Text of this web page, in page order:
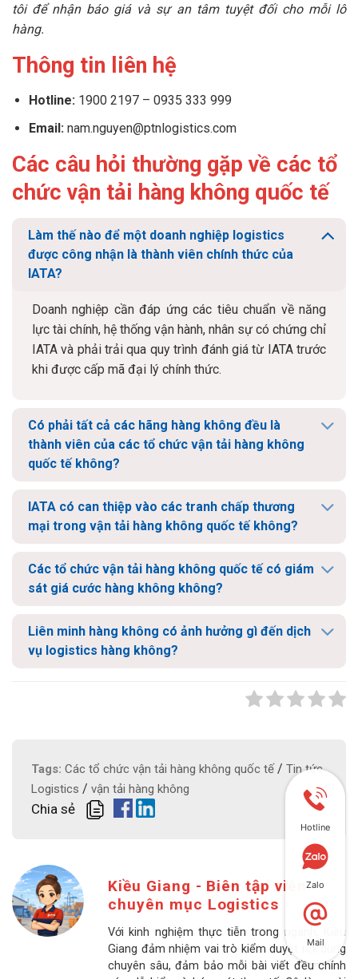
tôi để nhận báo giá và sự an tâm tuyệt đối cho mỗi lô
hàng.
Thông tin liên hệ
Hotline: 1900 2197 – 0935 333 999
Email:nam.nguyen@ptnlogistics.com
Các câu hỏi thường gặp về các tổ
chức vận tải hàng không quốc tế
Làm thế nào để một doanh nghiệp logistics
được công nhận là thành viên chính thức của
IATA?
Doanh nghiệp cần đáp ứng các tiêu chuẩn về năng
lực tài chính, hệ thống vận hành, nhân sự có chứng chỉ
IATA và phải trải qua quy trình đánh giá từ IATA trước
khi được cấp mã đại lý chính thức.
Có phải tất cả các hãng hàng không đều là
thành viên của các tổ chức vận tải hàng không
quốc tế không?
IATA có can thiệp vào các tranh chấp thương
mại trong vận tải hàng không quốc tế không?
Các tổ chức vận tải hàng không quốc tế có giám
sát giá cước hàng không không?
Liên minh hàng không có ảnh hưởng gì đến dịch
vụ logistics hàng không?
Tags: Các tổ chức vận tải hàng không quốc tế/ Tin tức
Logistics / vận tải hàng không
Chia sẻ
Kiều Giang - Biên tập viên
chuyên mục Logistics
Với kinh nghiệm thực tiễn trong ngành, Kiều
Giang đảm nhiệm vai trò kiểm duyệt nội dung
chuyên sâu, đảm bảo mỗi bài viết đều chính
Hotline
Zalo
Mail